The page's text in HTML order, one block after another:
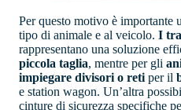
Per questo motivo è importante
tipo di animale e al veicolo. I
rappresentano una soluzione
piccola taglia, mentre per gli
impiegare divisori o reti per il
e station wagon. Un’altra
cinture di sicurezza specifiche